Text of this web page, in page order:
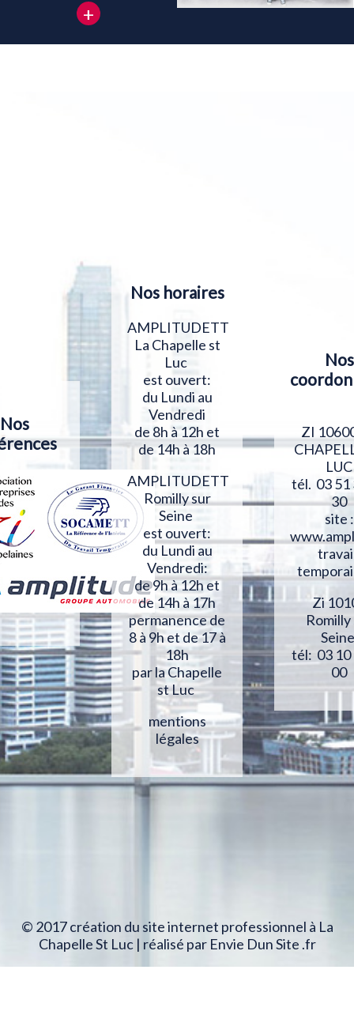
+
Nos
Nos horaires
AMPLITUDETT
La Chapelle st
Luc
est ouvert:
du Lundi au
Vendredi
de 8h à 12h et
de 14h à 18h
AMPLITUDETT
Romilly sur
Seine
est ouvert:
du Lundi au
Vendredi:
de 9h à 12h et
de 14h à 17h
permanence de
8 à 9h et de 17 à
18h
par la Chapelle
st Luc
mentions
légales
Nos
ZI
LUC
tél. 03 51
30
site :
Zi
tél: 03 10
00
© 2017 création du site internet professionnel à La
Chapelle St Luc | réalisé par Envie Dun Site .fr